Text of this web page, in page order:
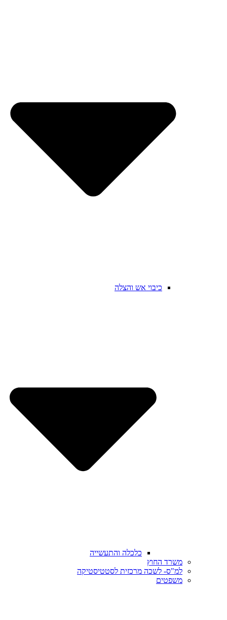
כיבוי אש והצלה
כלכלה והתעשייה
משרד החוץ
למ"ס- לשכה מרכזית לסטטיסטיקה
משפטים